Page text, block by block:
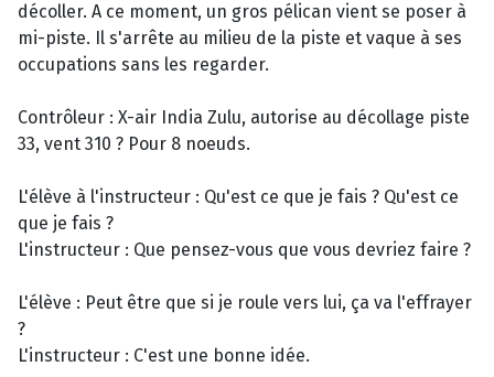
décoller. A ce moment, un gros pélican vient se poser à
mi-piste. Il s'arrête au milieu de la piste et vaque à ses
occupations sans les regarder.
Contrôleur : X-air India Zulu, autorise au décollage piste
33, vent 310 ? Pour 8 noeuds.
L'élève à l'instructeur : Qu'est ce que je fais ? Qu'est ce
que je fais ?
L'instructeur : Que pensez-vous que vous devriez faire ?
L'élève : Peut être que si je roule vers lui, ça va l'effrayer
?
L'instructeur : C'est une bonne idée.